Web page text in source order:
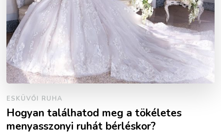
ESKÜVŐI RUHA
Hogyan találhatod meg a tökéletes
menyasszonyi ruhát bérléskor?